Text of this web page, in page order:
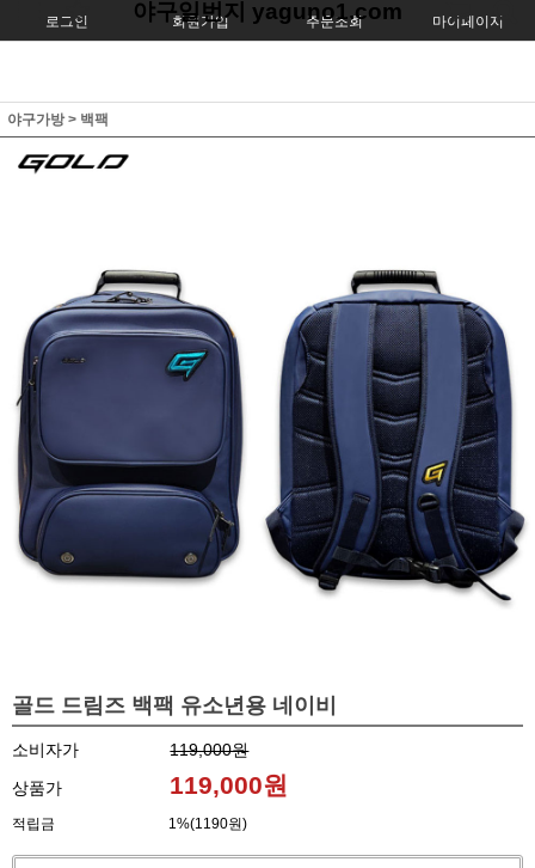
로그인 회원가입 주문조회 마이페이지
야구일번지 yaguno1.com
야구가방> 백팩
골드 드림즈 백팩 유소년용 네이비
소비자가
119,000원
상품가
119,000원
적립금 1%(1190원)